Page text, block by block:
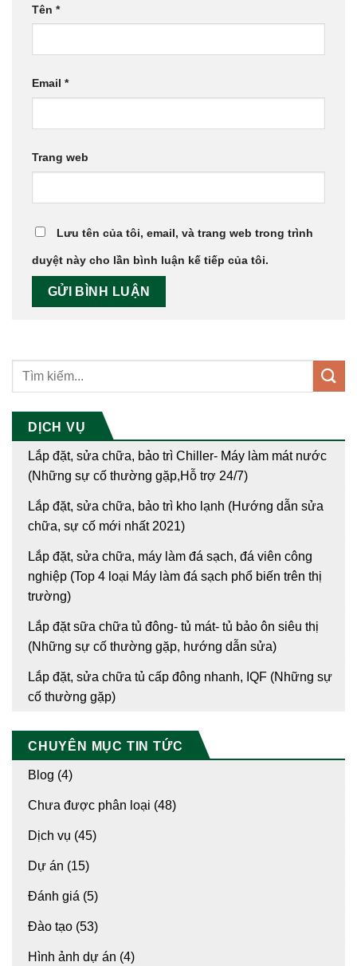
DỊCH VỤ
Lắp đặt, sửa chữa, bảo trì Chiller- Máy làm mát nước
(Những sự cố thường gặp,Hỗ trợ 24/7)
Lắp đặt, sửa chữa, bảo trì kho lạnh (Hướng dẫn sửa
chữa, sự cố mới nhất 2021)
Lắp đặt, sửa chữa, máy làm đá sạch, đá viên công
nghiệp (Top 4 loại Máy làm đá sạch phổ biến trên thị
trường)
Lắp đặt sữa chữa tủ đông- tủ mát- tủ bảo ôn siêu thị
(Những sự cố thường gặp, hướng dẫn sửa)
Lắp đặt, sửa chữa tủ cấp đông nhanh, IQF (Những sự
cố thường gặp)
CHUYÊN MỤC TIN TỨC
Blog (4)
Chưa được phân loại (48)
Dịch vụ (45)
Dự án (15)
Đánh giá (5)
Đào tạo (53)
Hình ảnh dự án (4)
Tên *
Email *
Trang web
Lưu tên của tôi, email, và trang web trong trình
duyệt này cho lần bình luận kế tiếp của tôi.